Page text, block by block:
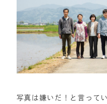
写真は嫌いだ！と言って